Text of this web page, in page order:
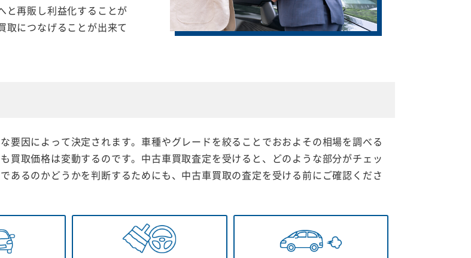
と再販し利益化することが
取につなげることが出来て
要因によって決定されます。車種やグレードを絞ることでおおよその相場を調べる
買取価格は変動するのです。中古車買取査定を受けると、どのような部分がチェッ
あるのかどうかを判断するためにも、中古車買取の査定を受ける前にご確認くださ